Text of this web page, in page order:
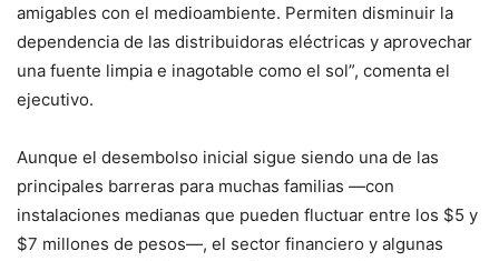
amigables con el medioambiente. Permiten disminuir la
dependencia de las distribuidoras eléctricas y aprovechar
una fuente limpia e inagotable como el sol”, comenta el
ejecutivo.
Aunque el desembolso inicial sigue siendo una de las
principales barreras para muchas familias —con
instalaciones medianas que pueden fluctuar entre los $5 y
$7 millones de pesos—, el sector financiero y algunas